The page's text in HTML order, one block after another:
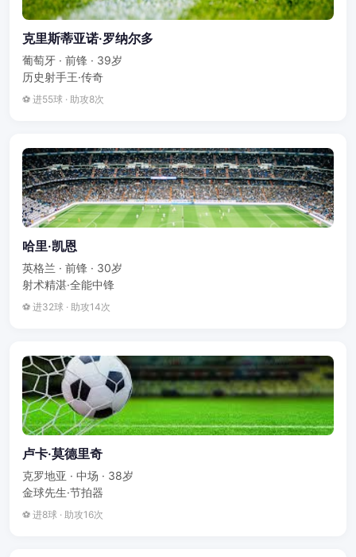
克里斯蒂亚诺·罗纳尔多
葡萄牙 · 前锋 · 39岁
历史射手王·传奇
⚽ 进55球 · 助攻8次
哈里·凯恩
英格兰 · 前锋 · 30岁
射术精湛·全能中锋
⚽ 进32球 · 助攻14次
卢卡·莫德里奇
克罗地亚 · 中场 · 38岁
金球先生·节拍器
⚽ 进8球 · 助攻16次